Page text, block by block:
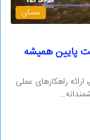
مسکن
پایین همیشه
راهکارهای عملی